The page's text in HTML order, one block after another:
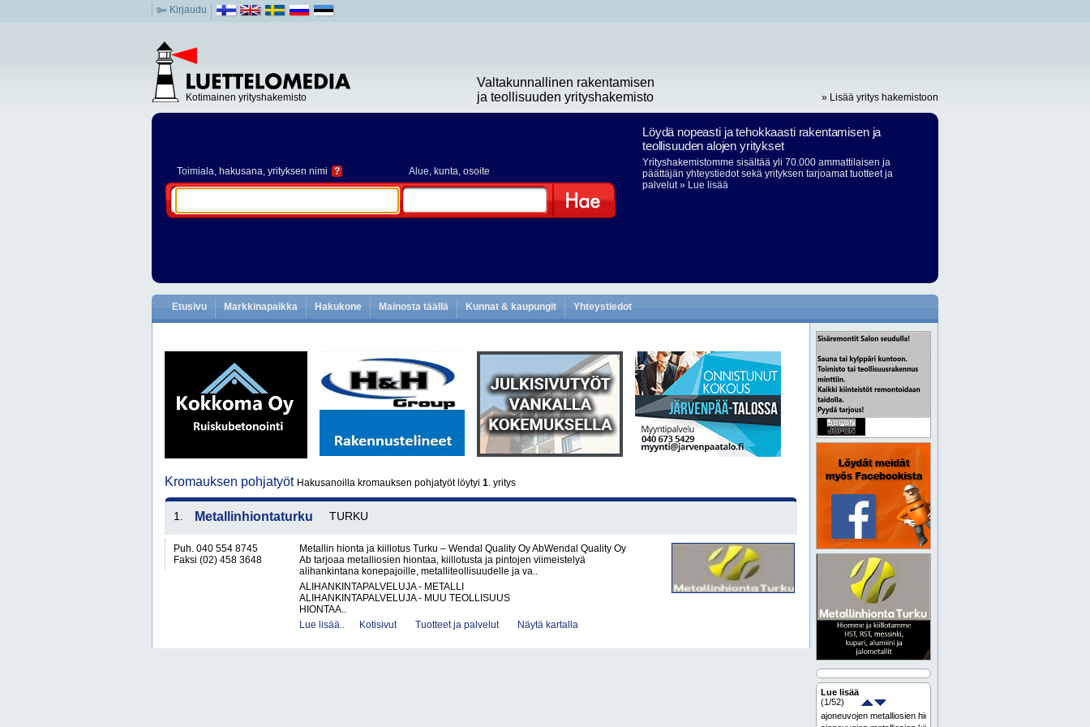
Kirjaudu
Kotimainen yrityshakemisto
Valtakunnallinen rakentamisen
ja teollisuuden yrityshakemisto
» Lisää yritys hakemistoon
Toimiala, hakusana, yrityksen nimi ? Alue, kunta, osoite
Löydä nopeasti ja tehokkaasti rakentamisen ja
teollisuuden alojen yritykset
Yrityshakemistomme sisältää yli 70.000 ammattilaisen ja
päättäjän yhteystiedot sekä yrityksen tarjoamat tuotteet ja
palvelut» Lue lisää
Etusivu Markkinapaikka Hakukone Mainosta täällä Kunnat & kaupungit Yhteystiedot
Kromauksen pohjatyöt Hakusanoilla kromauksen pohjatyöt löytyi 1. yritys
1. Metallinhiontaturku TURKU
Puh. 040 554 8745
Faksi (02) 458 3648
Metallin hionta ja kiillotus Turku – Wendal Quality Oy AbWendal Quality Oy
Ab tarjoaa metalliosien hiontaa, kiillotusta ja pintojen viimeistelyä
alihankintana konepajoille, metalliteollisuudelle ja va..
ALIHANKINTAPALVELUJA - METALLI
ALIHANKINTAPALVELUJA - MUU TEOLLISUUS
HIONTAA..
Lue lisää..
Kotisivut Tuotteet ja palvelut Näytä kartalla
Lue lisää
(1/52)
ajoneuvojen metalliosien hionta